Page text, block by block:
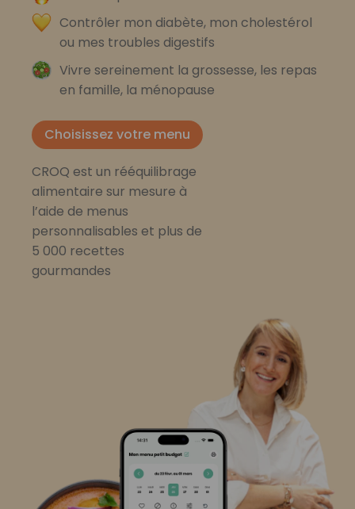
Contrôler mon diabète, mon cholestérol
ou mes troubles digestifs
Vivre sereinement la grossesse, les repas
en famille, la ménopause
Choisissez votre menu
CROQ est un rééquilibrage
alimentaire sur mesure à
l’aide de menus
personnalisables et plus de
5 000 recettes
gourmandes